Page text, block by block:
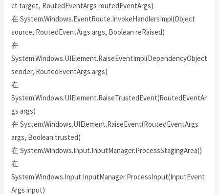
ct target, RoutedEventArgs routedEventArgs)
在 System.Windows.EventRoute.InvokeHandlersImpl(Object
source, RoutedEventArgs args, Boolean reRaised)
在
System.Windows.UIElement.RaiseEventImpl(DependencyObject
sender, RoutedEventArgs args)
在
System.Windows.UIElement.RaiseTrustedEvent(RoutedEventAr
gs args)
在 System.Windows.UIElement.RaiseEvent(RoutedEventArgs
args, Boolean trusted)
在 System.Windows.Input.InputManager.ProcessStagingArea()
在
System.Windows.Input.InputManager.ProcessInput(InputEvent
Args input)